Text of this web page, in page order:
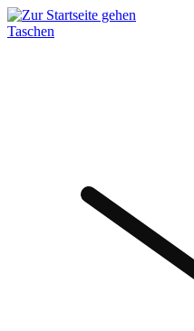
Taschen